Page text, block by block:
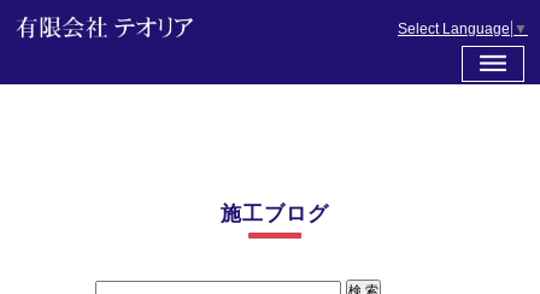
Select Language ▼
施工ブログ